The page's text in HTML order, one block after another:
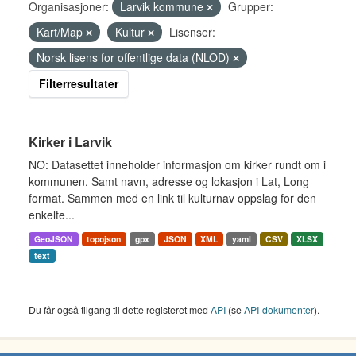
Organisasjoner:
Larvik kommune
Grupper:
Kart/Map
Kultur
Lisenser:
Norsk lisens for offentlige data (NLOD)
Filterresultater
Kirker i Larvik
NO: Datasettet inneholder informasjon om kirker rundt om i
kommunen. Samt navn, adresse og lokasjon i Lat, Long
format. Sammen med en link til kulturnav oppslag for den
enkelte...
GeoJSON topojson gpx JSON XML yaml CSV
XLSX
text
Du får også tilgang til dette registeret med API (seAPI-dokumenter).